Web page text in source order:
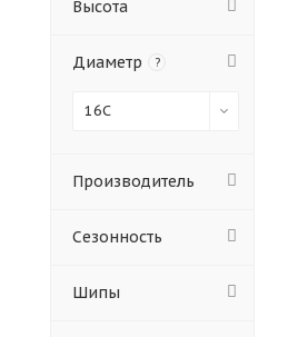
Высота
Диаметр ?
16C
Производитель
Сезонность
Шипы